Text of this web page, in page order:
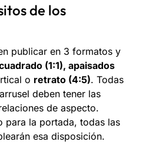
de los
publicar en 3 formatos y
(1:1), apaisados
o retrato (4:5). Todas
deben tener las
de aspecto.
para la portada, todas las
esa disposición.